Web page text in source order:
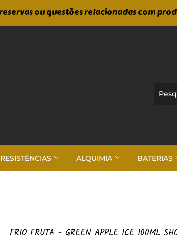
ou questões relacionadas com
RESISTÊNCIAS ALQUIMIA BATERIAS
FRIO FRUTA - GREEN APPLE ICE 100ML